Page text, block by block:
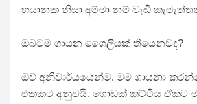
භයානක නිසා අම්මා නම් වැඩි
ඔබටම ගායන ශෛලියක් තියෙනවද?
ඔව් අනිවාර්යයෙන්ම. මම ගායනා
එකකට අනුවයි. ගොඩක් කට්ටිය ඒකට